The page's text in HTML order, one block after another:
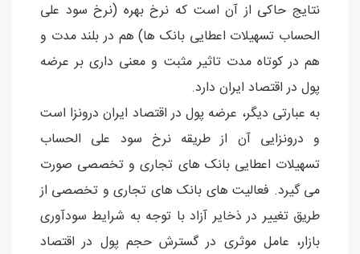
نتایج حاکی از آن است که نرخ بهره (نرخ سود علی
الحساب تسهیلات اعطایی بانک ها) هم در بلند مدت و
هم در کوتاه مدت تاثیر مثبت و معنی داری بر عرضه
پول در اقتصاد ایران دارد.
به عبارتی دیگر، عرضه پول در اقتصاد ایران درونزا است
و درونزایی آن از طریقه نرخ سود علی الحساب
تسهیلات اعطایی بانک های تجاری و تخصصی صورت
می گیرد. فعالیت های بانک های تجاری و تخصصی از
طریق تغییر در ذخایر آزاد با توجه به شرایط سودآوری
بازار، عامل موثری در گسترش حجم پول در اقتصاد